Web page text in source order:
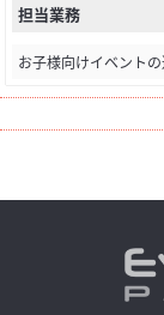
担当業務
お子様向けイベント